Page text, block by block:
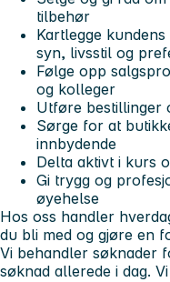
tilbehør
Kartlegge
syn, livsstil og
Følge opp
og kolleger
Utføre bestillinger
Sørge for at
innbydende
Delta aktivt i kurs
Gi trygg og
øyehelse
Hos oss handler
du bli med og gjøre en
Vi behandler søknader
søknad allerede i dag.